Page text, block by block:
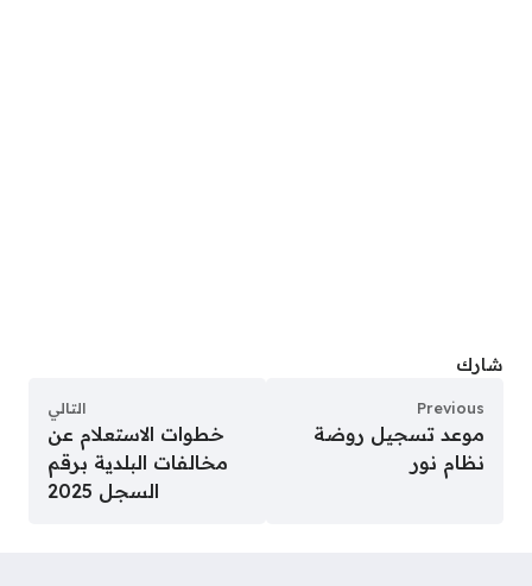
شارك
Previous
موعد تسجيل روضة
نظام نور
التالي
خطوات الاستعلام عن
مخالفات البلدية برقم
السجل 2025